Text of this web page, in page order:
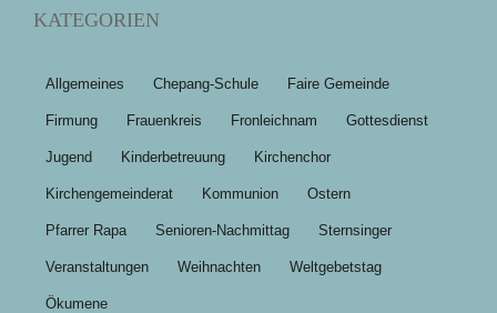
KATEGORIEN
Allgemeines Chepang-Schule Faire Gemeinde
Firmung Frauenkreis Fronleichnam Gottesdienst
Jugend Kinderbetreuung Kirchenchor
Kirchengemeinderat Kommunion Ostern
Pfarrer Rapa Senioren-Nachmittag Sternsinger
Veranstaltungen Weihnachten Weltgebetstag
Ökumene